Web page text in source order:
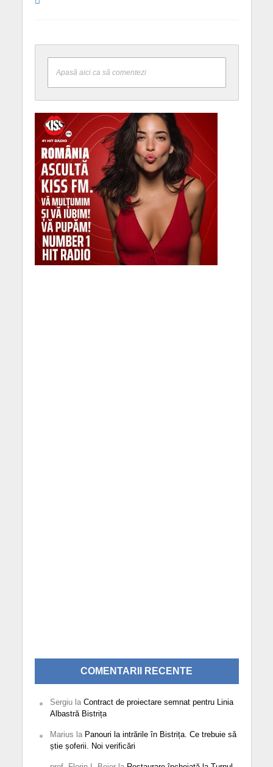
Apasă aici ca să comentezi
COMENTARII RECENTE
Sergiula Contract de proiectare semnat pentru Linia
Albastră Bistrița
Marius la Panouri la intrările în Bistrița. Ce trebuie să
știe șoferii. Noi verificări